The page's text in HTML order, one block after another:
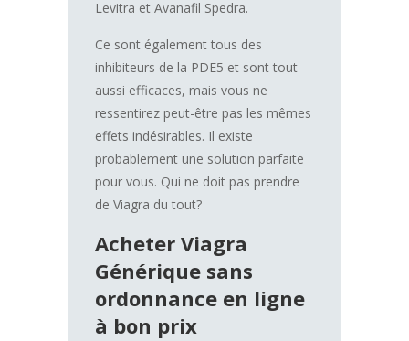
Levitra et Avanafil Spedra.
Ce sont également tous des
inhibiteurs de la PDE5 et sont tout
aussi efficaces, mais vous ne
ressentirez peut-être pas les mêmes
effets indésirables. Il existe
probablement une solution parfaite
pour vous. Qui ne doit pas prendre
de Viagra du tout?
Acheter Viagra
Générique sans
ordonnance en ligne
à bon prix